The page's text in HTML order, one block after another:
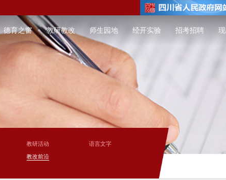
德育之窗 教研教改 师生园地 经开实验 招考招聘
教研活动 语言文字
教改前沿